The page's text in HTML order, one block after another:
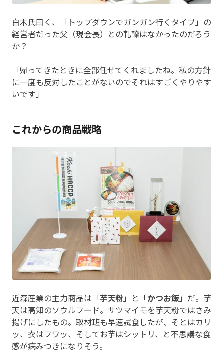
白木氏曰く、「トップダウンでガンガン行くタイプ」の
経営者だった父（現会長）との軋轢はなかったのだろう
か？
「帰ってきたときに全部任せてくれましたね。私の方針
に一度も反対したことがないのでそれはすごくやりやす
いです」
これからの商品戦略
近森産業の主力商品は「芋天粉」と「かつお飯」だ。芋
天は高知のソウルフード。サツマイモを芋天粉ではさみ
揚げにしたもの。取材班も早速試食したが、そとはカリ
ッ、衣はフワッ、そしてお芋はシットリ、と不思議な食
感が病みつきになりそう。